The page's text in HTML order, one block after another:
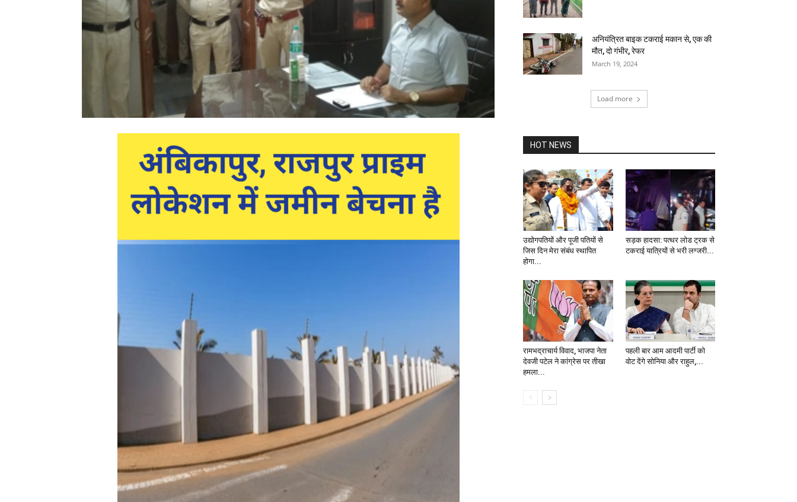
अनियंत्रित बाइक टकराई मकान से, एक की
मौत, दो गंभीर, रेफर
March 19, 2024
Load more
HOT NEWS
उद्योगपतियों और पूजी पतियों से
जिस दिन मेरा संबंध स्थापित
होगा...
सड़क हादसा: पत्थर लोड ट्रक से
टकराई यात्रियों से भरी लग्जरी...
रामभद्राचार्य विवाद, भाजपा नेता
देवजी पटेल ने कांग्रेस पर तीखा
हमला...
पहली बार आम आदमी पार्टी को
वोट देंगे सोनिया और राहुल,...